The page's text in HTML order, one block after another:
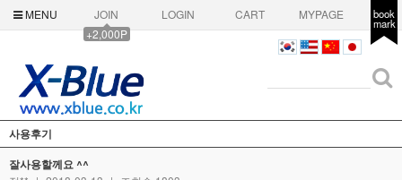
MENU
JOIN
+2,000P
LOGIN CART MYPAGE book
mark
사용후기
잘사용할께요 ^^